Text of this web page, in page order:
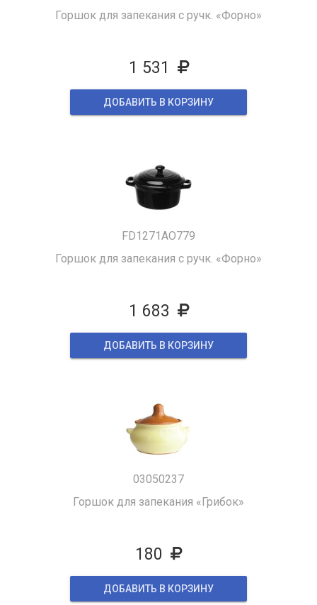
Горшок для запекания с ручк. «Форно»
1 531
ДОБАВИТЬ В КОРЗИНУ
FD1271AO779
Горшок для запекания с ручк. «Форно»
1 683
ДОБАВИТЬ В КОРЗИНУ
03050237
Горшок для запекания «Грибок»
180
ДОБАВИТЬ В КОРЗИНУ